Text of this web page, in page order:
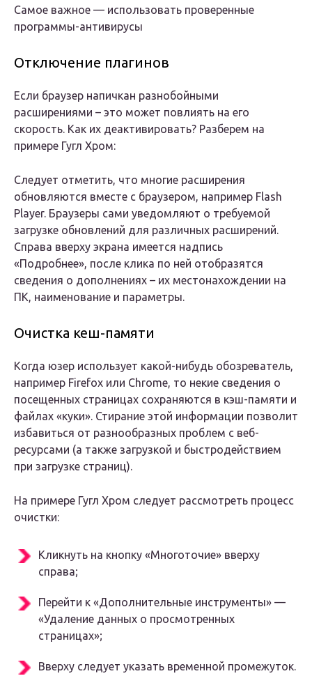
Самое важное — использовать проверенные
программы-антивирусы
Отключение плагинов
Если браузер напичкан разнобойными
расширениями – это может повлиять на его
скорость. Как их деактивировать? Разберем на
примере Гугл Хром:
Следует отметить, что многие расширения
обновляются вместе с браузером, например Flash
Player. Браузеры сами уведомляют о требуемой
загрузке обновлений для различных расширений.
Справа вверху экрана имеется надпись
«Подробнее», после клика по ней отобразятся
сведения о дополнениях – их местонахождении на
ПК, наименование и параметры.
Очистка кеш-памяти
Когда юзер использует какой-нибудь обозреватель,
например Firefox или Chrome, то некие сведения о
посещенных страницах сохраняются в кэш-памяти и
файлах «куки». Стирание этой информации позволит
избавиться от разнообразных проблем с веб-
ресурсами (а также загрузкой и быстродействием
при загрузке страниц).
На примере Гугл Хром следует рассмотреть процесс
очистки:
Кликнуть на кнопку «Многоточие» вверху
справа;
Перейти к «Дополнительные инструменты» —
«Удаление данных о просмотренных
страницах»;
Вверху следует указать временной промежуток.